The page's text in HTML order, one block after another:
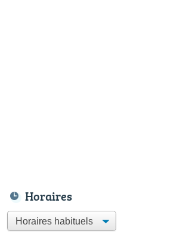
Horaires